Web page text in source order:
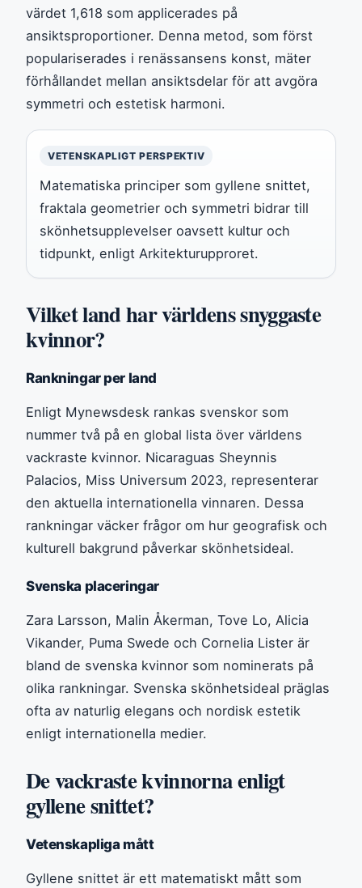
värdet 1,618 som applicerades på
ansiktsproportioner. Denna metod, som först
populariserades i renässansens konst, mäter
förhållandet mellan ansiktsdelar för att avgöra
symmetri och estetisk harmoni.
VETENSKAPLIGT PERSPEKTIV
Matematiska principer som gyllene snittet,
fraktala geometrier och symmetri bidrar till
skönhetsupplevelser oavsett kultur och
tidpunkt, enligt Arkitekturupproret.
Vilket land har världens snyggaste
kvinnor?
Rankningar per land
Enligt Mynewsdesk rankas svenskor som
nummer två på en global lista över världens
vackraste kvinnor. Nicaraguas Sheynnis
Palacios, Miss Universum 2023, representerar
den aktuella internationella vinnaren. Dessa
rankningar väcker frågor om hur geografisk och
kulturell bakgrund påverkar skönhetsideal.
Svenska placeringar
Zara Larsson, Malin Åkerman, Tove Lo, Alicia
Vikander, Puma Swede och Cornelia Lister är
bland de svenska kvinnor som nominerats på
olika rankningar. Svenska skönhetsideal präglas
ofta av naturlig elegans och nordisk estetik
enligt internationella medier.
De vackraste kvinnorna enligt
gyllene snittet?
Vetenskapliga mått
Gyllene snittet är ett matematiskt mått som